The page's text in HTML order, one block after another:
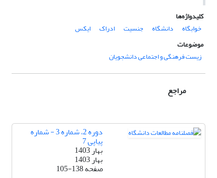
کلیدواژه‌ها
خوابگاه
دانشگاه جنسیت ادراک
ایکس
موضوعات
زیست فرهنگی و اجتماعی دانشجویان
مراجع
دوره 2، شماره 3 - شماره
پیاپی 7
بهار 1403
بهار 1403
صفحه105-138